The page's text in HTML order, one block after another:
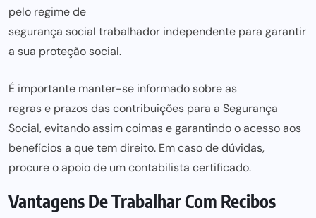
pelo regime de
segurança social trabalhador independente para garantir
a sua proteção social.
É importante manter-se informado sobre as
regras e prazos das contribuições para a Segurança
Social, evitando assim coimas e garantindo o acesso aos
benefícios a que tem direito. Em caso de dúvidas,
procure o apoio de um contabilista certificado.
Vantagens De Trabalhar Com Recibos